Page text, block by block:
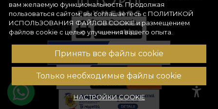
вам желаемую функциональность. Продолжая
пользоваться сайтом, вы соглашаетесь с ПОЛИТИКОЙ
ИСПОЛЬЗОВАНИЯ ФАЙЛОВ COOKIEи размещением
файлов cookie с целью улучшения вашего опыта.
Принять все файлы cookie
Только необходимые файлы cookie
НАСТРОЙКИ COOKIE